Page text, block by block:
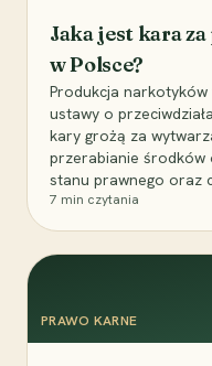
Jaka jest kara
w Polsce?
Produkcja
ustawy o
kary grożą za
przerabianie środków
stanu prawnego oraz
7 min czytania
PRAWO KARNE